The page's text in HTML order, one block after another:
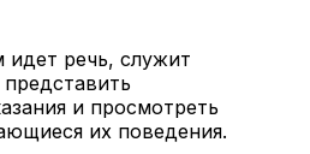
речь, служит
и просмотреть
их поведения.